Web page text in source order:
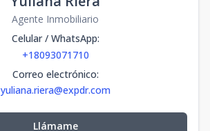
Agente Inmobiliario
Celular / WhatsApp:
+18093071710
Correo electrónico:
yuliana.riera@expdr.com
Llámame